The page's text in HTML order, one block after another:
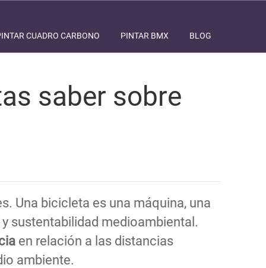
CUADRO CARBONO PINTAR BMX BLOG
saber sobre
Una bicicleta es una máquina, una
sustentabilidad medioambiental.
en relación a las distancias
ambiente.